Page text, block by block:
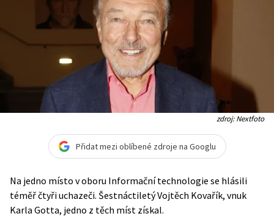
zdroj: Nextfoto
Přidat mezi oblíbené zdroje na Googlu
Na jedno místo v oboru Informační technologie se hlásili
téměř čtyři uchazeči. Šestnáctiletý Vojtěch Kovařík, vnuk
Karla Gotta, jedno z těch míst získal.